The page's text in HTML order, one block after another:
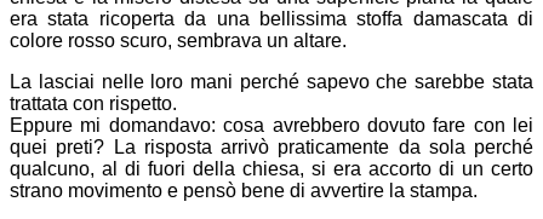
era stata ricoperta da una bellissima stoffa damascata di
colore rosso scuro, sembrava un altare.
La lasciai nelle loro mani perché sapevo che sarebbe stata
trattata con rispetto.
Eppure mi domandavo: cosa avrebbero dovuto fare con lei
quei preti? La risposta arrivò praticamente da sola perché
qualcuno, al di fuori della chiesa, si era accorto di un certo
strano movimento e pensò bene di avvertire la stampa.